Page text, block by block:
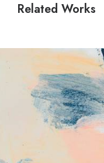
Related Works